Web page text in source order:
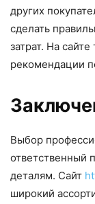
других
сделать
затрат. На
рекомендации
Выбор
ответственный
деталям. Сайт
широкий